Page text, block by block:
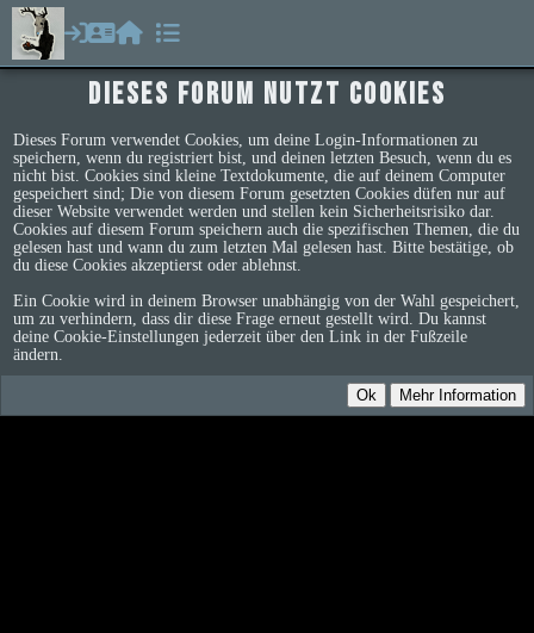
Dieses Forum nutzt Cookies
Dieses Forum verwendet Cookies, um deine Login-Informationen zu
speichern, wenn du registriert bist, und deinen letzten Besuch, wenn du es
nicht bist. Cookies sind kleine Textdokumente, die auf deinem Computer
gespeichert sind; Die von diesem Forum gesetzten Cookies düfen nur auf
dieser Website verwendet werden und stellen kein Sicherheitsrisiko dar.
Cookies auf diesem Forum speichern auch die spezifischen Themen, die du
gelesen hast und wann du zum letzten Mal gelesen hast. Bitte bestätige, ob
du diese Cookies akzeptierst oder ablehnst.
Ein Cookie wird in deinem Browser unabhängig von der Wahl gespeichert,
um zu verhindern, dass dir diese Frage erneut gestellt wird. Du kannst
deine Cookie-Einstellungen jederzeit über den Link in der Fußzeile
ändern.